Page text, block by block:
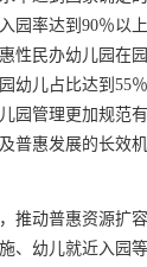
园率达到90％以
性民办幼儿园在
幼儿占比达到55
园管理更加规范
普惠发展的长效机
，推动普惠资源扩
、幼儿就近入园